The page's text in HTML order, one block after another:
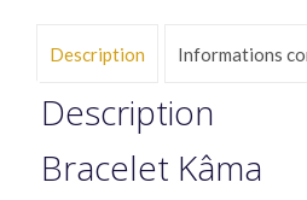
Description Informations
Description
Bracelet Kâma